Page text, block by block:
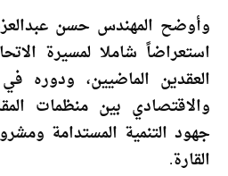
وأوضح المهندس حسن
استعراضاً شاملا لمسيرة
العقدين الماضيين، ودوره
والاقتصادي بين منظمات
جهود التنمية المستدامة
القارة.